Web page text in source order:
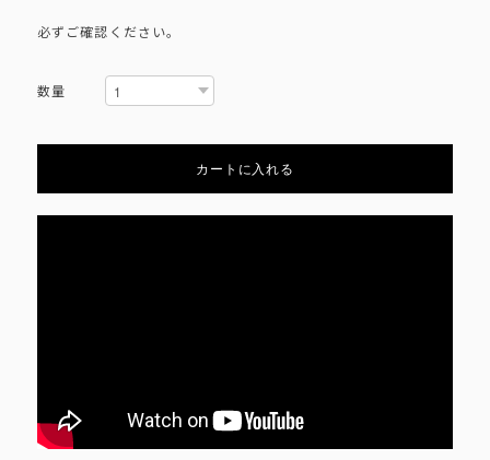
必ずご確認ください。
数量
カートに入れる